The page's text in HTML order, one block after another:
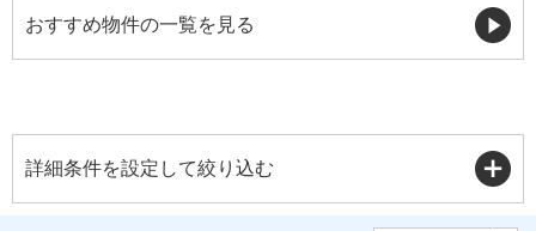
おすすめ物件の一覧を見る
詳細条件を設定して絞り込む